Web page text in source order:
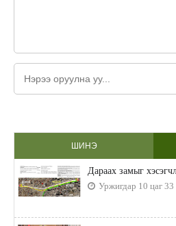
ШИНЭ
Дараах замыг
Уржигдар 10 цаг